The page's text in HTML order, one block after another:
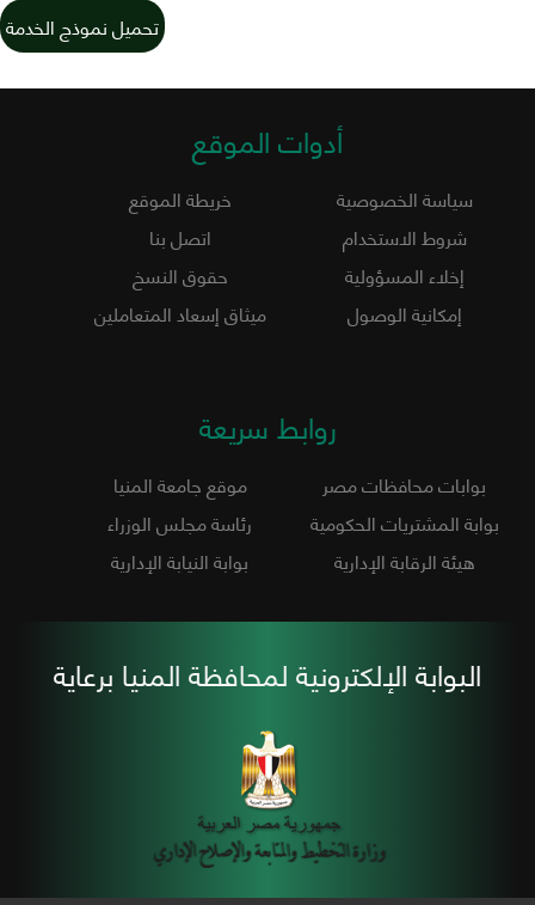
تحميل نموذج الخدمة
أدوات الموقع
سياسة الخصوصية
خريطة الموقع
شروط الاستخدام
اتصل بنا
إخلاء المسؤولية
حقوق النسخ
إمكانية الوصول
ميثاق إسعاد المتعاملين
روابط سريعة
بوابات محافظات مصر
موقع جامعة المنيا
بوابة المشتريات الحكومية
رئاسة مجلس الوزراء
هيئة الرقابة الإدارية
بوابة النيابة الإدارية
البوابة الإلكترونية لمحافظة المنيا برعاية